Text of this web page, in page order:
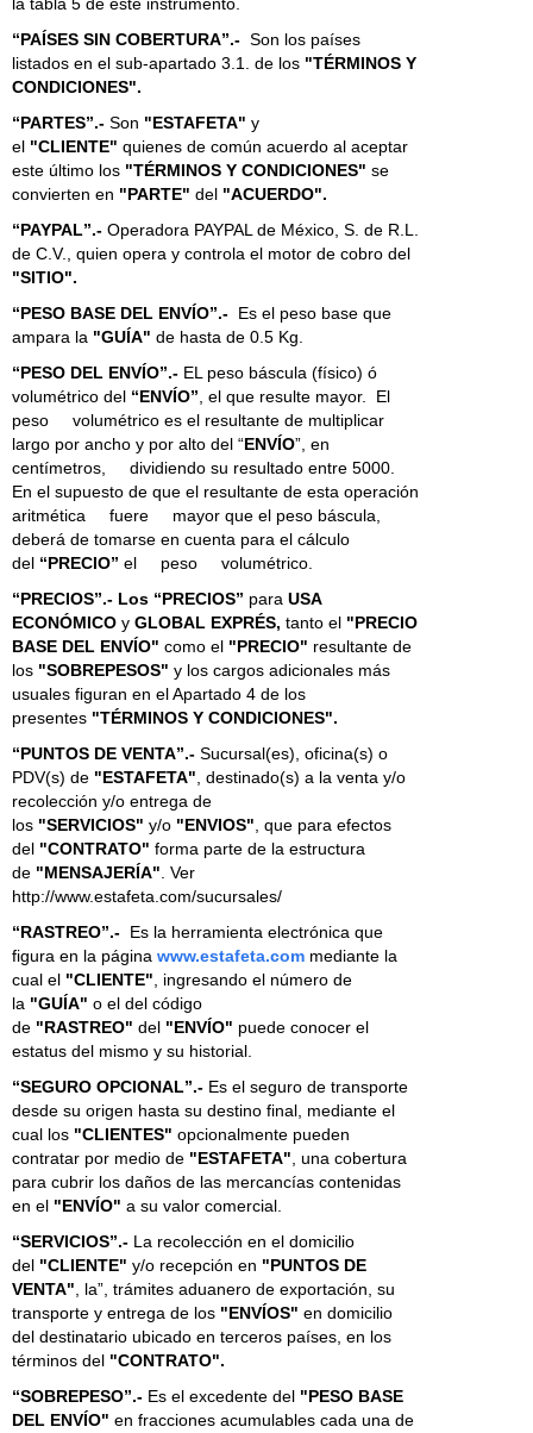
“PAÍSES SIN COBERTURA”.- Son los países
listados en el sub-apartado 3.1. de los "TÉRMINOS Y
CONDICIONES".
“PARTES”.- Son "ESTAFETA" y
el "CLIENTE" quienes de común acuerdo al aceptar
este último los "TÉRMINOS Y CONDICIONES" se
convierten en "PARTE" del "ACUERDO".
“PAYPAL”.- Operadora PAYPAL de México, S. de R.L.
de C.V., quien opera y controla el motor de cobro del
"SITIO".
“PESO BASE DEL ENVÍO”.- Es el peso base que
ampara la "GUÍA" de hasta de 0.5 Kg.
“PESO DEL ENVÍO”.- EL peso báscula (físico) ó
volumétrico del “ENVÍO” , el que resulte mayor. El
peso volumétrico es el resultante de multiplicar
largo por ancho y por alto del “ENVÍO”, en
centímetros, dividiendo su resultado entre 5000.
En el supuesto de que el resultante de esta operación
aritmética fuere mayor que el peso báscula,
deberá de tomarse en cuenta para el cálculo
del “PRECIO” el peso volumétrico.
“PRECIOS”.- Los “PRECIOS” para USA
ECONÓMICO y GLOBAL EXPRÉS, tanto el "PRECIO
BASE DEL ENVÍO" como el "PRECIO" resultante de
los "SOBREPESOS" y los cargos adicionales más
usuales figuran en el Apartado 4 de los
presentes "TÉRMINOS Y CONDICIONES".
“PUNTOS DE VENTA”.- Sucursal(es), oficina(s) o
PDV(s) de "ESTAFETA" , destinado(s) a la venta y/o
recolección y/o entrega de
los "SERVICIOS" y/o "ENVIOS" , que para efectos
del "CONTRATO" forma parte de la estructura
de "MENSAJERÍA" . Ver
http://www.estafeta.com/sucursales/
“RASTREO”.- Es la herramienta electrónica que
figura en la página www.estafeta.com mediante la
cual el "CLIENTE" , ingresando el número de
la "GUÍA" o el del código
de "RASTREO" del "ENVÍO" puede conocer el
estatus del mismo y su historial.
“SEGURO OPCIONAL”.- Es el seguro de transporte
desde su origen hasta su destino final, mediante el
cual los "CLIENTES" opcionalmente pueden
contratar por medio de "ESTAFETA" , una cobertura
para cubrir los daños de las mercancías contenidas
en el "ENVÍO" a su valor comercial.
“SERVICIOS”.- La recolección en el domicilio
del "CLIENTE" y/o recepción en "PUNTOS DE
VENTA" , la”, trámites aduanero de exportación, su
transporte y entrega de los "ENVÍOS" en domicilio
del destinatario ubicado en terceros países, en los
términos del "CONTRATO".
“SOBREPESO”.- Es el excedente del "PESO BASE
DEL ENVÍO" en fracciones acumulables cada una de